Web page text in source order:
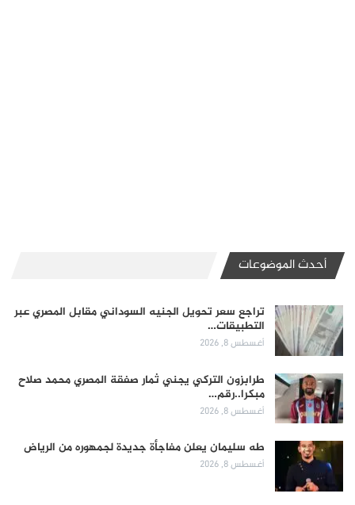
أحدث الموضوعات
تراجع سعر تحويل الجنيه السوداني مقابل المصري عبر
التطبيقات…
أغسطس 8, 2026
طرابزون التركي يجني ثمار صفقة المصري محمد صلاح
مبكرا..رقم…
أغسطس 8, 2026
طه سليمان يعلن مفاجأة جديدة لجمهوره من الرياض
أغسطس 8, 2026